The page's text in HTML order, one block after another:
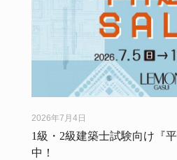
2026年7月4日
1級・2級建築士試験向け『
中！